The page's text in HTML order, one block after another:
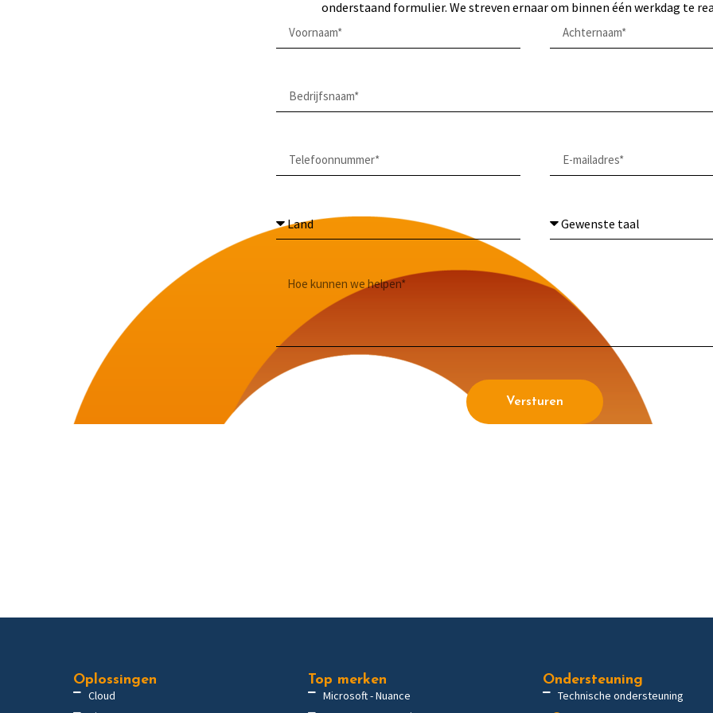
onderstaand formulier. We streven ernaar om binnen één werkdag te
Versturen
Oplossingen
Cloud
Top merken
Microsoft - Nuance
Ondersteuning
Technische ondersteuning